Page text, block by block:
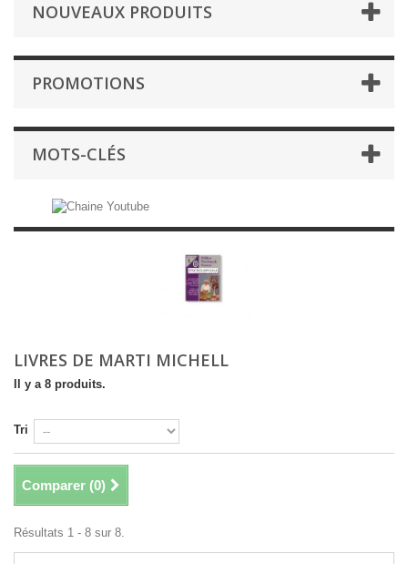
NOUVEAUX PRODUITS
PROMOTIONS
MOTS-CLÉS
LIVRES DE MARTI MICHELL
Il y a 8 produits.
Tri
Comparer (0)
Résultats 1 - 8 sur 8.